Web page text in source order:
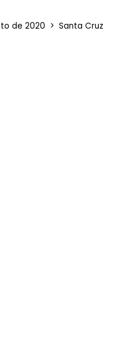
de 2020 Santa Cruz